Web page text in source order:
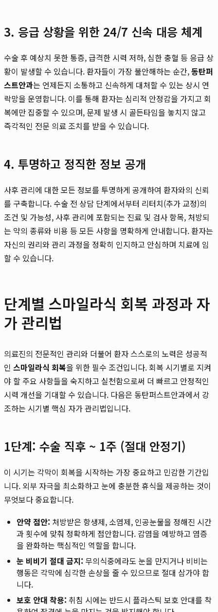
3. 응급 상황을 위한 24/7 신속 대응 체계
수술 후 예상치 못한 통증, 급격한 시력 저하, 심한 충혈 등 응급 상
황이 발생할 수 있습니다. 환자들이 가장 불안해하는 순간,동탄퍼
스트안과는 언제든지 소통하고 신속하게 대처할 수 있는 상시 연
락망을 운영합니다. 이를 통해 환자는 심리적 안정감을 가지고 회
복에만 집중할 수 있으며, 문제 발생 시 골든타임을 놓치지 않고
즉각적인 전문 의료 조치를 받을 수 있습니다.
4. 투명하고 정직한 정보 공개
사후 관리에 대한 모든 정보를 투명하게 공개하여 환자와의 신뢰
를 구축합니다. 수술 전 상담 단계에서부터 리터치(추가 교정)의
조건 및 가능성, 사후 관리에 포함되는 진료 및 검사 항목, 처방되
는 약의 종류와 비용 등 모든 사항을 명확하게 안내합니다. 환자는
자신의 권리와 관리 과정을 정확히 인지하고 안심하며 치료에 임
할 수 있습니다.
단계별 스마일라식 회복 과정과 자
가 관리법
의료진의 전문적인 관리와 더불어 환자 스스로의 노력은 성공적
인 스마일라식 회복을 위한 필수 조건입니다. 회복 시기별로 지켜
야 할 주요 사항들을 숙지하고 실천함으로써 더 빠르고 안정적인
시력 개선을 기대할 수 있습니다. 다음은 동탄퍼스트안과에서 강
조하는 시기별 핵심 자가 관리법입니다.
1단계: 수술 직후 ~ 1주 (절대 안정기)
이 시기는 각막이 회복을 시작하는 가장 중요하고 민감한 기간입
니다. 외부 자극을 최소화하고 눈에 충분한 휴식을 제공하는 것이
무엇보다 중요합니다.
안약 점안: 처방받은 항생제, 소염제, 인공눈물을 정해진 시간
과 횟수에 맞춰 정확하게 점안합니다. 감염을 예방하고 염증
을 완화하는 핵심적인 역할을 합니다.
눈 비비기 절대 금지: 무의식중에라도 눈을 만지거나 비비는
행동은 각막에 심각한 손상을 줄 수 있으므로 절대 삼가야 합
니다.
보호 안대 착용: 취침 시에는 반드시 플라스틱 보호 안대를 착